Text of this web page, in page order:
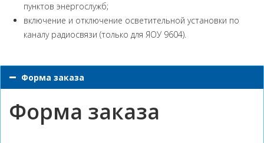
пунктов энергослужб;
включение и отключение осветительной установки по
каналу радиосвязи (только для ЯОУ 9604).
Форма заказа
Форма заказа